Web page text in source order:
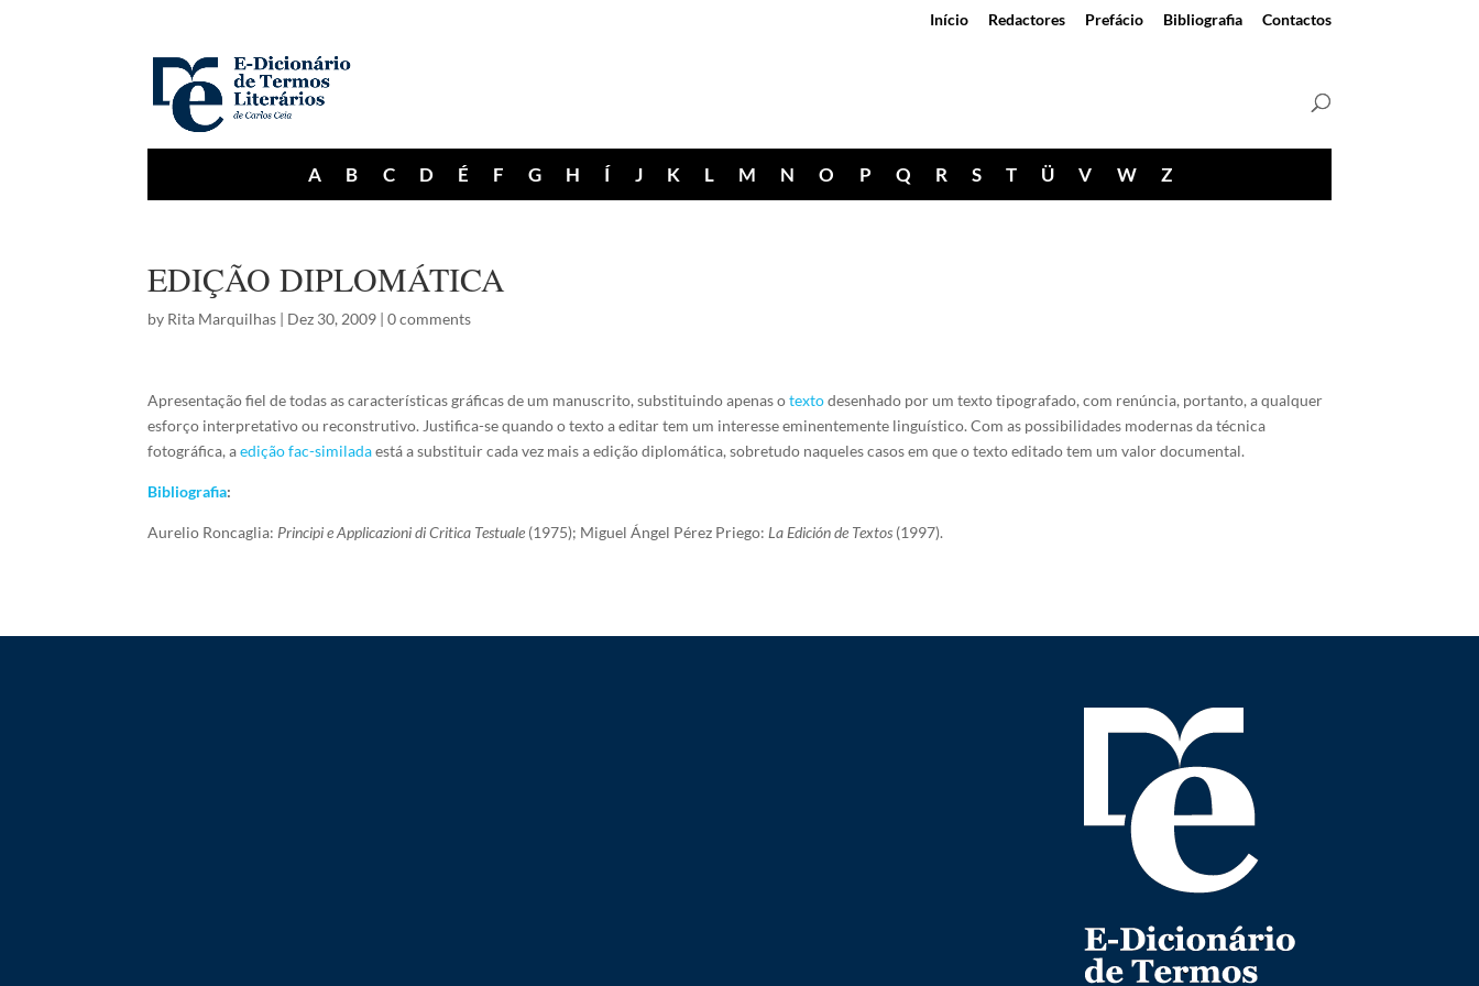
Início Redactores Prefácio Bibliografia Contactos
A B C D É F G H Í J K L M N O P Q R S T Ü V W Z
EDIÇÃO DIPLOMÁTICA
by Rita Marquilhas | Dez 30, 2009 |0 comments
Apresentação fiel de todas as características gráficas de um manuscrito, substituindo apenas otextodesenhado por um texto tipografado, com renúncia, portanto, a qualquer
esforço interpretativo ou reconstrutivo. Justifica-se quando o texto a editar tem um interesse eminentemente linguístico. Com as possibilidades modernas da técnica
fotográfica, aedição fac-similadaestá a substituir cada vez mais a edição diplomática, sobretudo naqueles casos em que o texto editado tem um valor documental.
Bibliografia:
Aurelio Roncaglia: Principi e Applicazioni di Critica Testuale (1975); Miguel Ángel Pérez Priego: La Edición de Textos (1997).